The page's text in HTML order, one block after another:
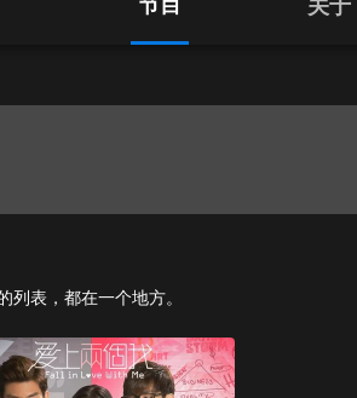
列表，都在一个地方。